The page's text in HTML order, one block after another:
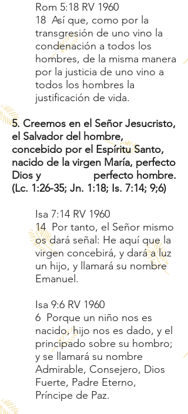
Rom 5:18 RV 1960
18 Así que, como por la
transgresión de uno vino la
condenación a todos los
hombres, de la misma manera
por la justicia de uno vino a
todos los hombres la
justificación de vida.
5. Creemos en el Señor Jesucristo,
el Salvador del hombre,
concebido por el Espíritu Santo,
nacido de la virgen María, perfecto
Dios y perfecto hombre.
(Lc. 1:26-35; Jn. 1:18; Is. 7:14; 9;6)
Isa 7:14 RV 1960
14 Por tanto, el Señor mismo
os dará señal: He aquí que la
virgen concebirá, y dará a luz
un hijo, y llamará su nombre
Emanuel.
Isa 9:6 RV 1960
6 Porque un niño nos es
nacido, hijo nos es dado, y el
principado sobre su hombro;
y se llamará su nombre
Admirable, Consejero, Dios
Fuerte, Padre Eterno,
Príncipe de Paz.